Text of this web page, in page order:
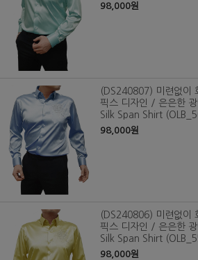
98,000원
(DS240807) 미련없이
픽스 디자인 / 은은한
Silk Span Shirt
98,000원
(DS240806) 미련없이
픽스 디자인 / 은은한
Silk Span Shirt
98,000원